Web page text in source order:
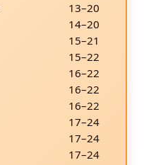
13–20
14–20
15–21
15–22
16–22
16–22
16–22
17–24
17–24
17–24